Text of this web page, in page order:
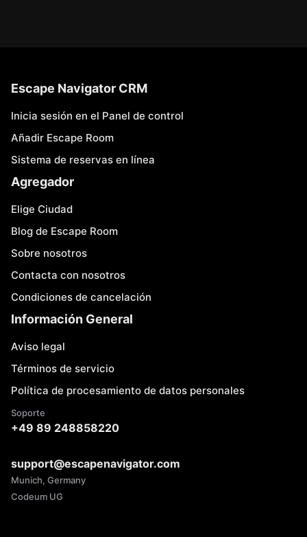
Escape Navigator CRM
Inicia sesión en el Panel de control
Añadir Escape Room
Sistema de reservas en línea
Agregador
Elige Ciudad
Blog de Escape Room
Sobre nosotros
Contacta con nosotros
Condiciones de cancelación
Información General
Aviso legal
Términos de servicio
Política de procesamiento de datos personales
Soporte
+49 89 248858220
support@escapenavigator.com
Munich, Germany
Codeum UG